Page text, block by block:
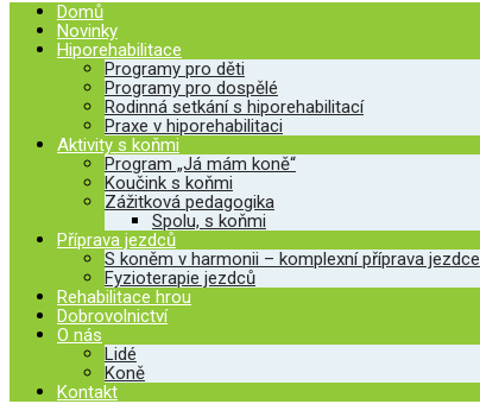
Domů
Novinky
Hiporehabilitace
Programy pro děti
Programy pro dospělé
Rodinná setkání s hiporehabilitací
Praxe v hiporehabilitaci
Aktivity s koňmi
Program „Já mám koně“
Koučink s koňmi
Zážitková pedagogika
Spolu, s koňmi
Příprava jezdců
S koněm v harmonii – komplexní příprava jezdce
Fyzioterapie jezdců
Rehabilitace hrou
Dobrovolnictví
O nás
Lidé
Koně
Kontakt